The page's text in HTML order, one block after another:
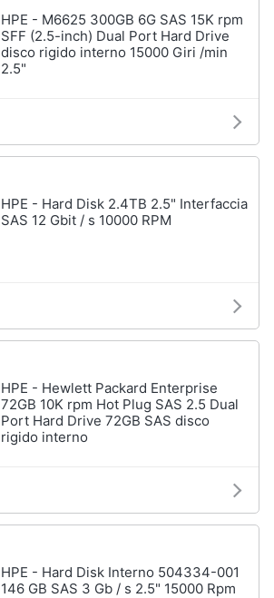
HPE - M6625 300GB 6G SAS 15K rpm
SFF (2.5-inch) Dual Port Hard Drive
disco rigido interno 15000 Giri /min
2.5"
HPE - Hard Disk 2.4TB 2.5" Interfaccia
SAS 12 Gbit / s 10000 RPM
HPE - Hewlett Packard Enterprise
72GB 10K rpm Hot Plug SAS 2.5 Dual
Port Hard Drive 72GB SAS disco
rigido interno
HPE - Hard Disk Interno 504334-001
146 GB SAS 3 Gb / s 2.5" 15000 Rpm